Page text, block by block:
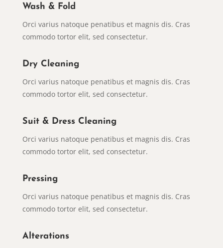
Wash & Fold
Orci varius natoque penatibus et magnis dis. Cras
commodo tortor elit, sed consectetur.
Dry Cleaning
Orci varius natoque penatibus et magnis dis. Cras
commodo tortor elit, sed consectetur.
Suit & Dress Cleaning
Orci varius natoque penatibus et magnis dis. Cras
commodo tortor elit, sed consectetur.
Pressing
Orci varius natoque penatibus et magnis dis. Cras
commodo tortor elit, sed consectetur.
Alterations